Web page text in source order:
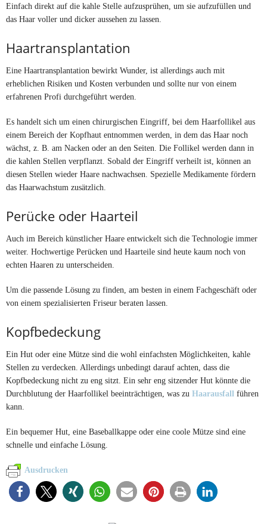
Einfach direkt auf die kahle Stelle aufzusprühen, um sie aufzufüllen und
das Haar voller und dicker aussehen zu lassen.
Haartransplantation
Eine Haartransplantation bewirkt Wunder, ist allerdings auch mit
erheblichen Risiken und Kosten verbunden und sollte nur von einem
erfahrenen Profi durchgeführt werden.
Es handelt sich um einen chirurgischen Eingriff, bei dem Haarfollikel aus
einem Bereich der Kopfhaut entnommen werden, in dem das Haar noch
wächst, z. B. am Nacken oder an den Seiten. Die Follikel werden dann in
die kahlen Stellen verpflanzt. Sobald der Eingriff verheilt ist, können an
diesen Stellen wieder Haare nachwachsen. Spezielle Medikamente fördern
das Haarwachstum zusätzlich.
Perücke oder Haarteil
Auch im Bereich künstlicher Haare entwickelt sich die Technologie immer
weiter. Hochwertige Perücken und Haarteile sind heute kaum noch von
echten Haaren zu unterscheiden.
Um die passende Lösung zu finden, am besten in einem Fachgeschäft oder
von einem spezialisierten Friseur beraten lassen.
Kopfbedeckung
Ein Hut oder eine Mütze sind die wohl einfachsten Möglichkeiten, kahle
Stellen zu verdecken. Allerdings unbedingt darauf achten, dass die
Kopfbedeckung nicht zu eng sitzt. Ein sehr eng sitzender Hut könnte die
Durchblutung der Haarfollikel beeinträchtigen, was zu Haarausfall führen
kann.
Ein bequemer Hut, eine Baseballkappe oder eine coole Mütze sind eine
schnelle und einfache Lösung.
Ausdrucken